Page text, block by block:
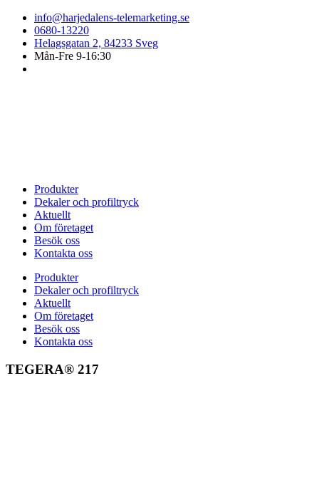
Hoppa
innehåll
info@harjedalens-telemarketing.se
0680-13220
Helagsgatan 2, 84233 Sveg
Mån-Fre 9-16:30
Produkter
Dekaler och profiltryck
Aktuellt
Om företaget
Besök oss
Kontakta oss
Produkter
Dekaler och profiltryck
Aktuellt
Om företaget
Besök oss
Kontakta oss
TEGERA® 217